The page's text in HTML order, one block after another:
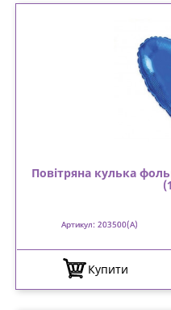
Повітряна кулька
Артикул: 203500(A)
Купити